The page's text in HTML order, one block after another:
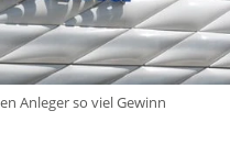
Anleger so viel Gewinn